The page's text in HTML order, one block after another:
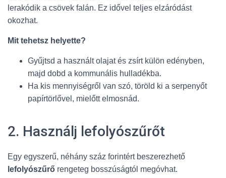
lerakódik a csövek falán. Ez idővel teljes elzáródást
okozhat.
Mit tehetsz helyette?
Gyűjtsd a használt olajat és zsírt külön edényben,
majd dobd a kommunális hulladékba.
Ha kis mennyiségről van szó, töröld ki a serpenyőt
papírtörlővel, mielőtt elmosnád.
2. Használj lefolyószűrőt
Egy egyszerű, néhány száz forintért beszerezhető
lefolyószűrő rengeteg bosszúságtól megóvhat.